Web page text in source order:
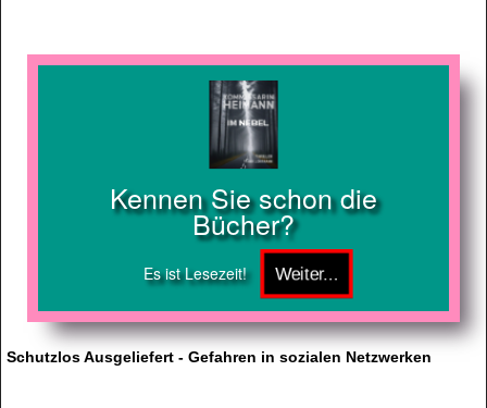
Kennen Sie schon die
Bücher?
Es ist Lesezeit!
Schutzlos Ausgeliefert - Gefahren in sozialen Netzwerken